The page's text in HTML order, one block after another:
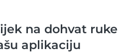
na dohvat ruke
aplikaciju